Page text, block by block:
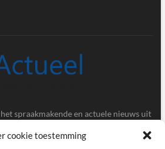
cookie toestemming
spraakmakende en actuele nieuws uit